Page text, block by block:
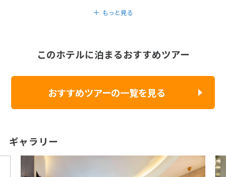
もっと見る
このホテルに泊まるおすすめツアー
おすすめツアーの一覧を見る
ギャラリー